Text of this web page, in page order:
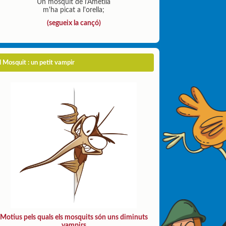
Un mosquit de l'Ametlla
m'ha picat a l'orella;
(segueix la cançó)
Mosquit : un petit vampir
Motius pels quals els mosquits són uns diminuts